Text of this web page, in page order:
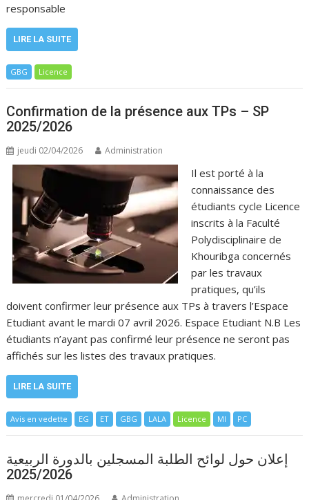
responsable
LIRE LA SUITE
GBG Licence
Confirmation de la présence aux TPs – SP
2025/2026
jeudi 02/04/2026 Administration
Il est porté à la
connaissance des
étudiants cycle Licence
inscrits à la Faculté
Polydisciplinaire de
Khouribga concernés
par les travaux
pratiques, qu’ils
doivent confirmer leur présence aux TPs à travers l’Espace
Etudiant avant le mardi 07 avril 2026. Espace Etudiant N.B Les
étudiants n’ayant pas confirmé leur présence ne seront pas
affichés sur les listes des travaux pratiques.
LIRE LA SUITE
Avis en vedette EG ET GBG LALA Licence MI PC
إعلان حول لوائح الطلبة المسجلين بالدورة الربيعية
2025/2026